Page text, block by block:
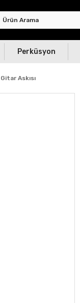
Perküsyon
Askısı